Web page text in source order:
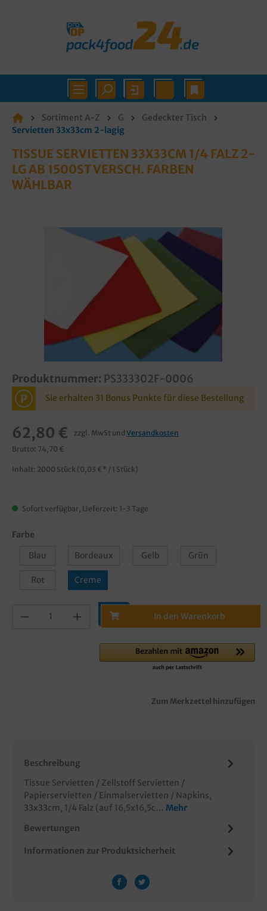
Sortiment A-Z G
Gedeckter Tisch
Servietten 33x33cm 2-lagig
TISSUE SERVIETTEN 33X33CM 1/4 FALZ 2-
LG AB 1500ST VERSCH. FARBEN
WÄHLBAR
Produktnummer: PS333302F-0006
P Sie erhalten 31 Bonus Punkte für diese Bestellung
62,80 € zzgl. MwSt und Versandkosten
Brutto: 74,70 €
Inhalt: 2000 Stück (0,03 €* / 1 Stück)
Sofort verfügbar, Lieferzeit: 1-3 Tage
Farbe
Blau
Bordeaux Gelb Grün
Rot Creme
In den Warenkorb
Zum Merkzettel hinzufügen
Beschreibung
Tissue Servietten / Zellstoff Servietten /
Papierservietten / Einmalservietten / Napkins,
33x33cm, 1/4 Falz (auf 16,5x16,5c… Mehr
Bewertungen
Informationen zur Produktsicherheit